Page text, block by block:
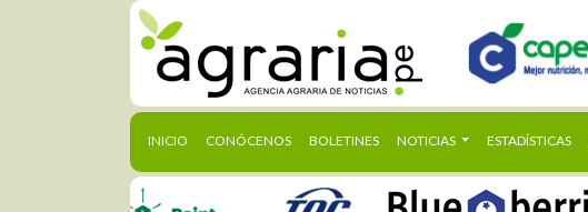
INICIO (CURRENT)
CONÓCENOS BOLETINES NOTICIAS ESTADÍSTICAS